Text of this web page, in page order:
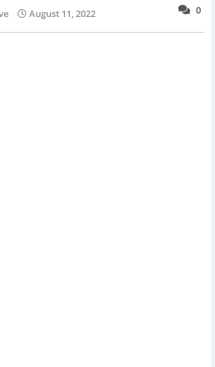
0
August 11, 2022